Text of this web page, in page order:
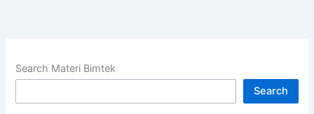
Search Materi Bimtek
Search